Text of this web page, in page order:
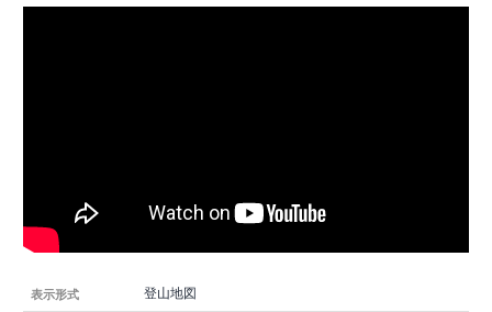
表示形式 登山地図